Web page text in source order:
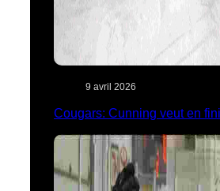
9 avril 2026
Cougars: Cunning veut en